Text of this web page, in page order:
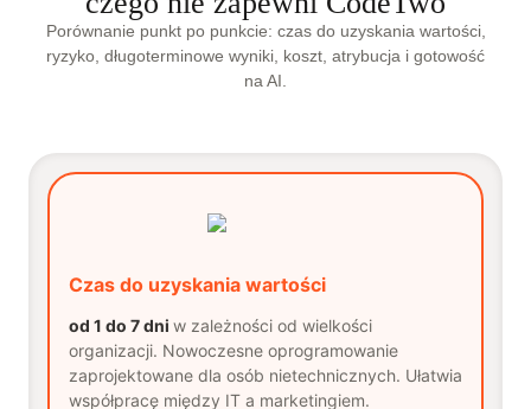
Porównanie punkt po punkcie: czas do uzyskania wartości,
ryzyko, długoterminowe wyniki, koszt, atrybucja i gotowość
na AI.
Czas do uzyskania wartości
od 1 do 7 dni w zależności od wielkości
organizacji. Nowoczesne oprogramowanie
zaprojektowane dla osób nietechnicznych. Ułatwia
współpracę między IT a marketingiem.